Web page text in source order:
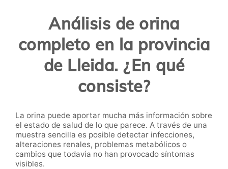
Análisis de orina
completo en la provincia
de Lleida. ¿En qué
consiste?
La orina puede aportar mucha más información sobre
el estado de salud de lo que parece. A través de una
muestra sencilla es posible detectar infecciones,
alteraciones renales, problemas metabólicos o
cambios que todavía no han provocado síntomas
visibles.